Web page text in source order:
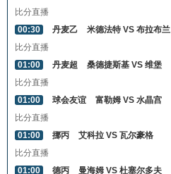
比分直播
00:30
丹麦乙
米德法特 VS 布拉布兰
比分直播
01:00
丹麦超
桑德捷斯基 VS 维堡
比分直播
01:00
球会友谊
富勒姆 VS 水晶宫
比分直播
01:00
挪丙
艾科拉 VS 瓦尔豪格
比分直播
01:00
德丙
曼海姆 VS 杜塞尔多夫